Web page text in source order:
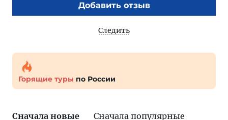
Добавить отзыв
Следить
Горящие туры по России
Сначала новые Сначала популярные